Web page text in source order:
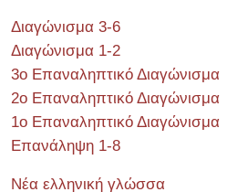
Διαγώνισμα 3-6
Διαγώνισμα 1-2
3ο Επαναληπτικό Διαγώνισμα
2ο Επαναληπτικό Διαγώνισμα
1ο Επαναληπτικό Διαγώνισμα
Επανάληψη 1-8
Νέα ελληνική γλώσσα